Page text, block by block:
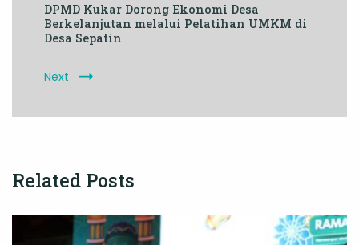
DPMD Kukar Dorong Ekonomi Desa
Berkelanjutan melalui Pelatihan UMKM di
Desa Sepatin
Next
Related Posts